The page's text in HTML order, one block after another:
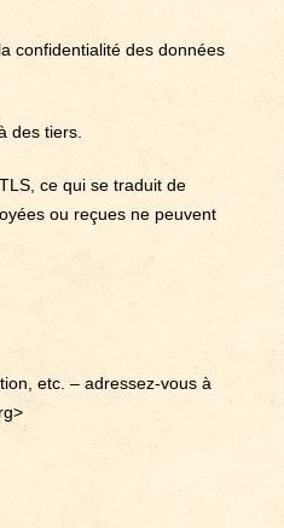
confidentialité des données
des tiers.
ce qui se traduit de
ou reçues ne peuvent
etc. – adressez-vous à